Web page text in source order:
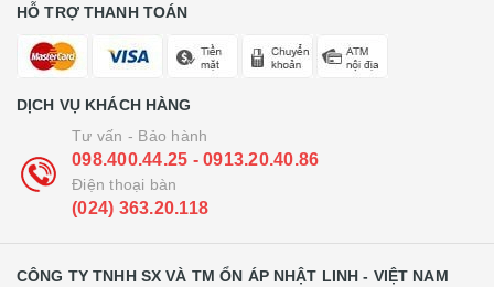
HỖ TRỢ THANH TOÁN
DỊCH VỤ KHÁCH HÀNG
Tư vấn - Bảo hành
098.400.44.25 - 0913.20.40.86
Điện thoại bàn
(024) 363.20.118
CÔNG TY TNHH SX VÀ TM ỔN ÁP NHẬT LINH - VIỆT NAM